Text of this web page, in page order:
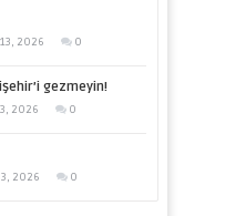
13, 2026 0
gezmeyin!
2026 0
3, 2026 0